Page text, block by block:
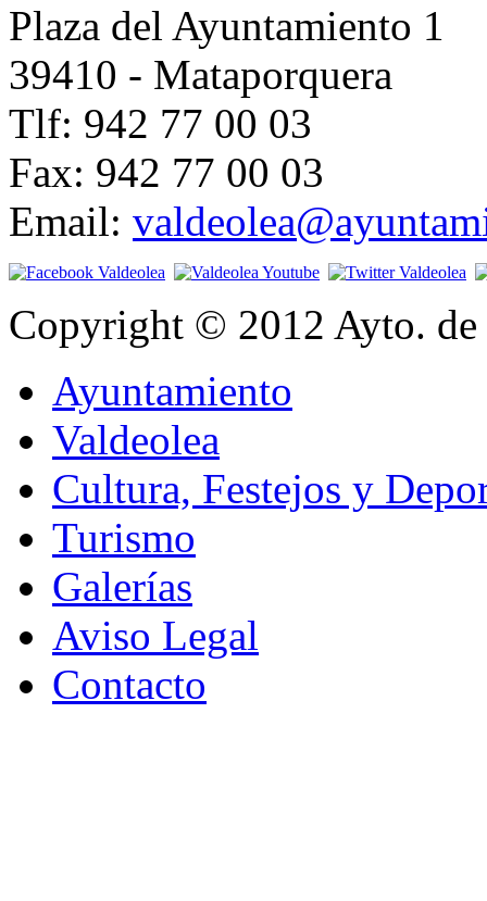
Plaza del Ayuntamiento 1
39410 - Mataporquera
Tlf: 942 77 00 03
Fax: 942 77 00 03
Email:
Copyright © 2012 Ayto.
Ayuntamiento
Valdeolea
Cultura, Festejos y
Turismo
Galerías
Aviso Legal
Contacto